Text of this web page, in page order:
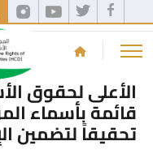
الأعلى لحقوق
قائمة بأسماء
تحقيقاً لتضمين